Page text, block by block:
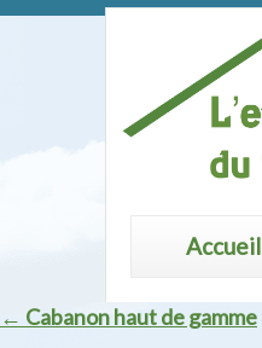
Accueil
← Cabanon haut de gamme